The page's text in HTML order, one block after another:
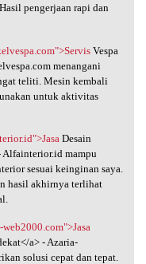
pengerjaan rapi dan
Vespa
menangani
teliti. Mesin kembali
untuk aktivitas
Desain
Alfainterior.id mampu
sesuai keinginan saya.
hasil akhirnya terlihat
a> - Azaria-
solusi cepat dan tepat.